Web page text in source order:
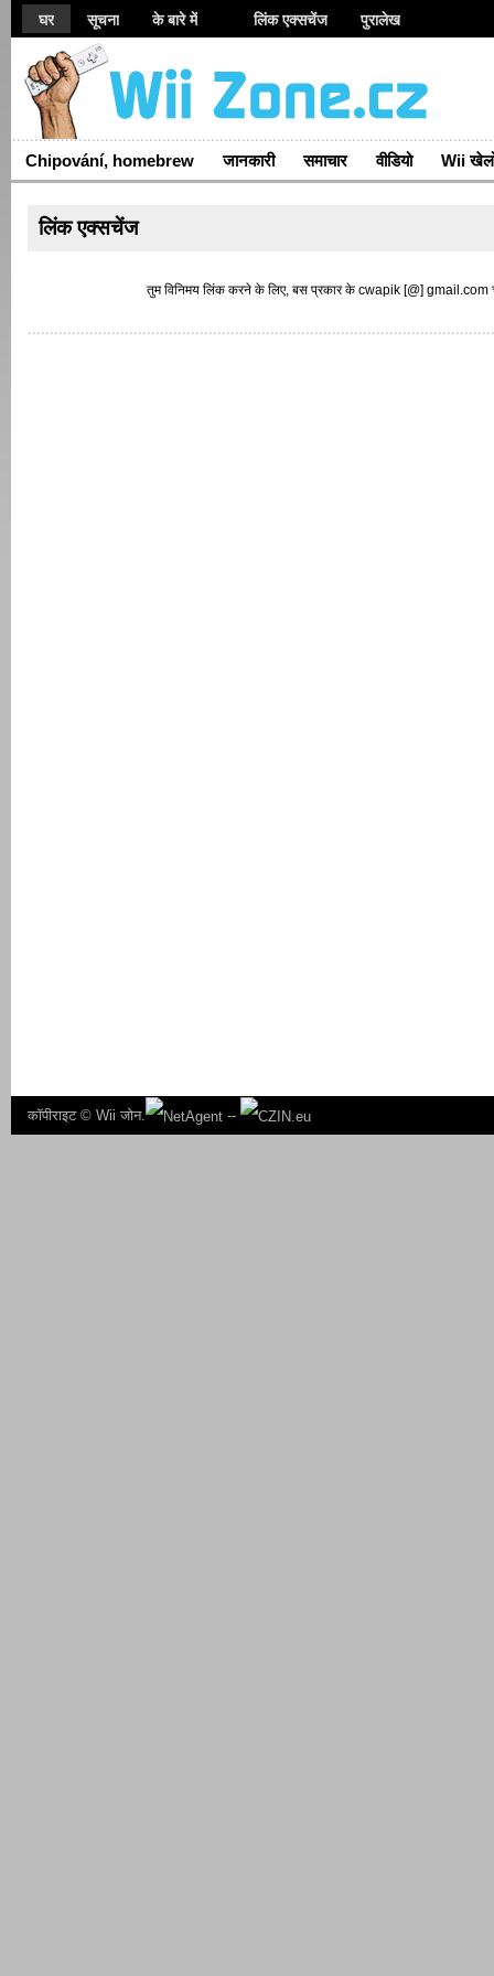
घर सूचना के बारे में लिंक एक्सचेंज पुरालेख
Chipování, homebrew जानकारी समाचार वीडियो Wii
लिंक एक्सचेंज
तुम विनिमय लिंक करने के लिए, बस प्रकार के cwapik [@] gmail.com
कॉपीराइट © Wii जोन. --